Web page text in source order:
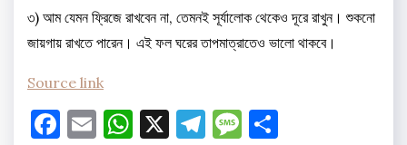
৩) আম যেমন ফ্রিজে রাখবেন না, তেমনই সূর্যালোক থেকেও দূরে রাখুন। শুকনো
জায়গায় রাখতে পারেন। এই ফল ঘরের তাপমাত্রাতেও ভালো থাকবে।
Source link
Facebook
EmailWhatsApp
X Telegram
Message